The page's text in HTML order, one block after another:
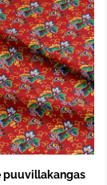
puuvillakangas